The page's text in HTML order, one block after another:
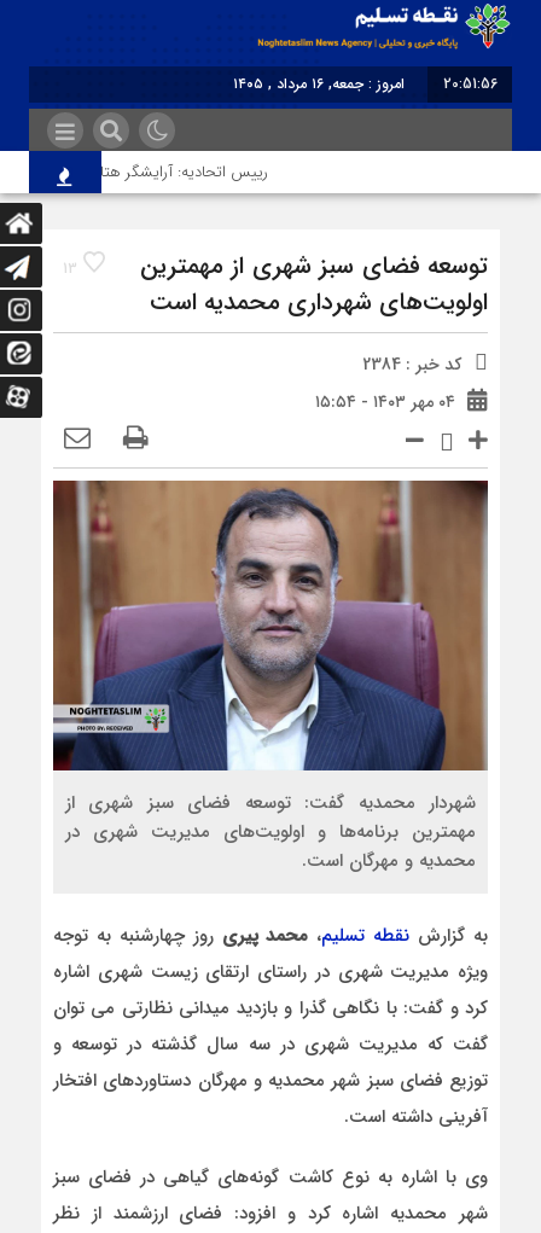
20:51:56
امروز : جمعه, ۱۶ مرداد , ۱۴۰۵
رییس اتحادیه: آرایشگر هتاک در قزوین عضو
13
توسعه فضای سبز شهری از مهمترین
اولویت‌های شهرداری محمدیه است
کد خبر : 2384
۰۴ مهر ۱۴۰۳ - ۱۵:۵۴
شهردار محمدیه گفت: توسعه فضای سبز شهری از
مهمترین برنامه‌ها و اولویت‌های مدیریت شهری در
محمدیه و مهرگان است.
به گزارش نقطه تسلیم، محمد پیری روز چهارشنبه به توجه
ویژه مدیریت شهری در راستای ارتقای زیست شهری اشاره
کرد و گفت: با نگاهی گذرا و بازدید میدانی نظارتی می توان
گفت که مدیریت شهری در سه سال گذشته در توسعه و
توزیع فضای سبز شهر محمدیه و مهرگان دستاوردهای افتخار
آفرینی داشته است.
وی با اشاره به نوع کاشت گونه‌های گیاهی در فضای سبز
شهر محمدیه اشاره کرد و افزود: فضای ارزشمند از نظر